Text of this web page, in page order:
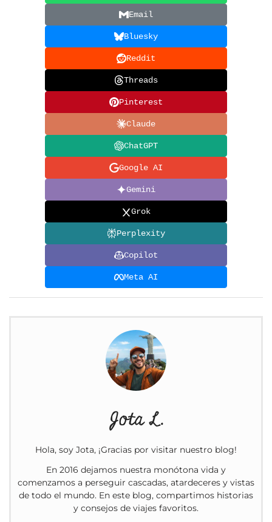
Email
Bluesky
Reddit
Threads
Pinterest
Claude
ChatGPT
Google AI
Gemini
Grok
Perplexity
Copilot
Meta AI
Jota L.
Hola, soy Jota, ¡Gracias por visitar nuestro blog!
En 2016 dejamos nuestra monótona vida y
comenzamos a perseguir cascadas, atardeceres y vistas
de todo el mundo. En este blog, compartimos historias
y consejos de viajes favoritos.